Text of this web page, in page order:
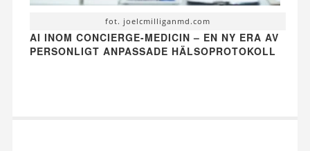
fot. joelcmilliganmd.com
AI INOM CONCIERGE-MEDICIN – EN NY ERA AV
PERSONLIGT ANPASSADE HÄLSOPROTOKOLL